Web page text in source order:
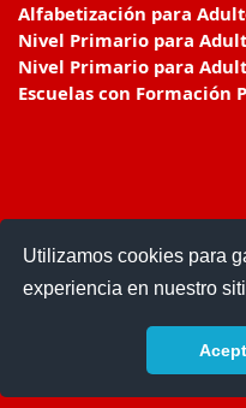
Utilizamos cookies para
experiencia en nuestro
Alfabetización para
Nivel Primario para
Nivel Primario para
Escuelas con Formación